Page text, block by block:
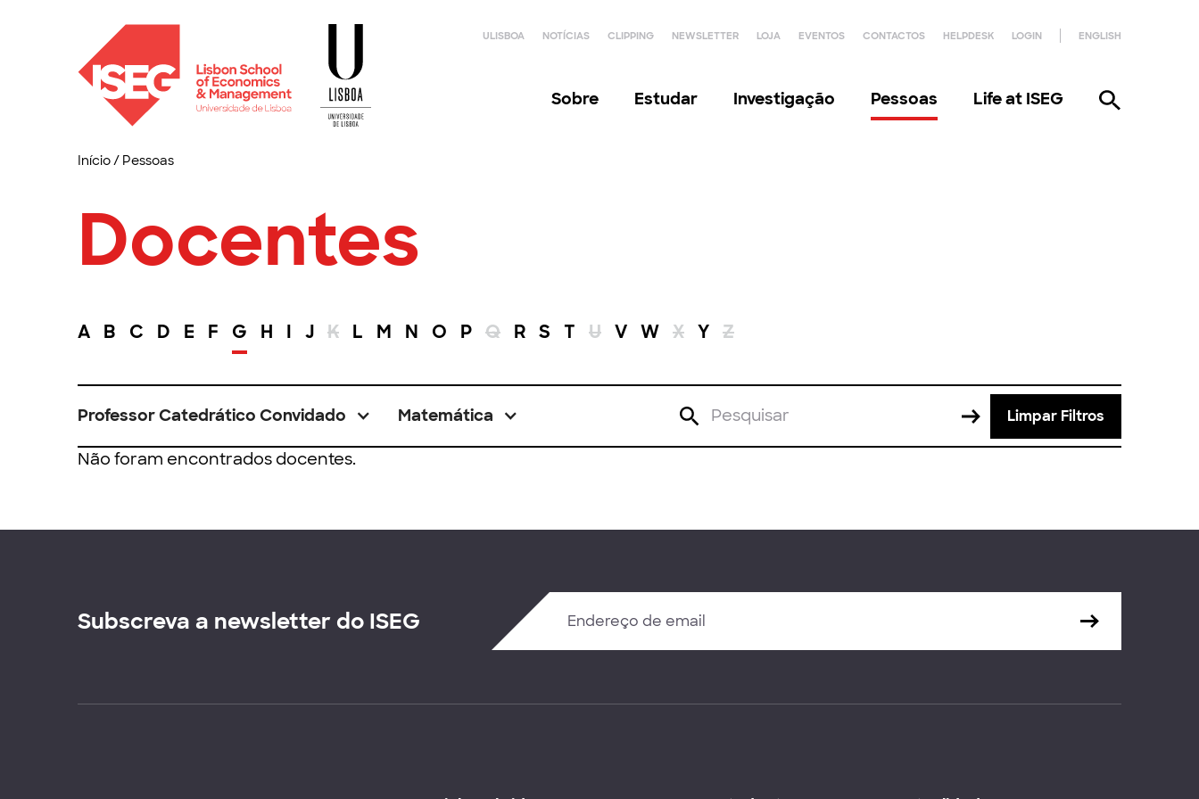
ULISBOA NOTÍCIAS CLIPPING NEWSLETTER LOJA EVENTOS CONTACTOS HELPDESK LOGIN ENGLISH
Sobre Estudar Investigação Pessoas Life at ISEG
Início/ Pessoas
Docentes
A B C D E F G H I J K L M N O P Q R S T U V W X Y Z
Professor Catedrático Convidado Matemática Limpar Filtros
Não foram encontrados docentes.
Subscreva a newsletter do ISEG